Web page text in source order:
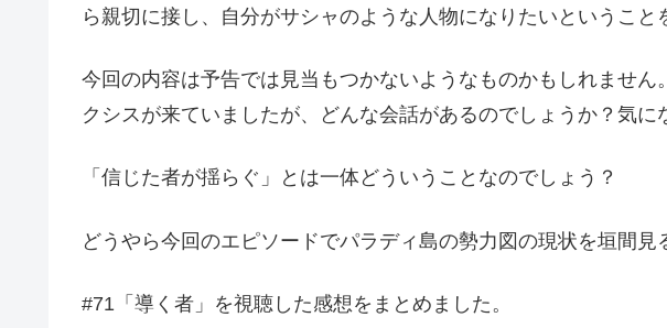
ら親切に接し、自分がサシャのような人物になりたいということ
今回の内容は予告では見当もつかないようなものかもしれませ
クシスが来ていましたが、どんな会話があるのでしょうか？気に
「信じた者が揺らぐ」とは一体どういうことなのでしょう？
どうやら今回のエピソードでパラディ島の勢力図の現状を垣間見
#71「導く者」を視聴した感想をまとめました。